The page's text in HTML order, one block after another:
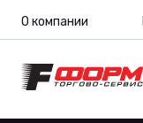
О компании